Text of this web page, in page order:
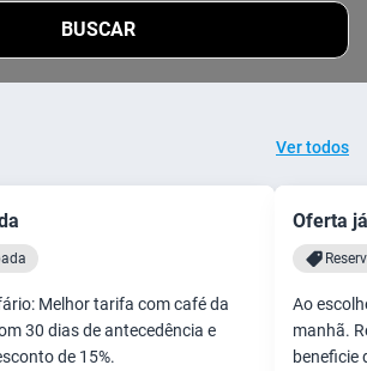
BUSCAR
Ver todos
Melhor tarifa com café da
30 dias de antecedência e
de 15%.
Oferta
Ao
manhã.
beneficie